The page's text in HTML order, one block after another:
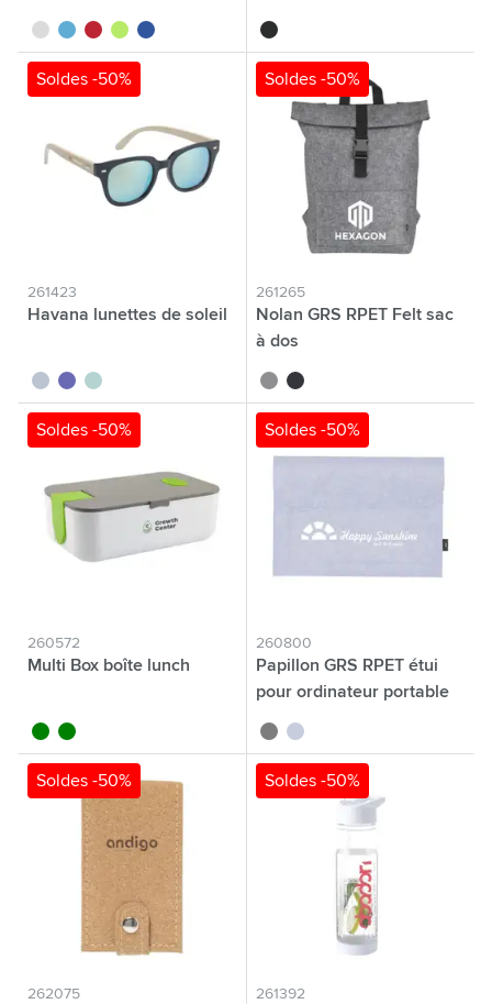
blancbleu clair
rougelime bleu roi noir
Soldes -50%
261423
Havana lunettes de soleil
blancbleu jaune
Soldes -50%
261265
Nolan GRS RPET Felt sac
à dos
gris gris foncé
Soldes -50%
260572
Multi Box boîte lunch
noir vert
Soldes -50%
260800
Papillon GRS RPET étui
pour ordinateur portable
gris gris clair
Soldes -50%
262075
Soldes -50%
261392